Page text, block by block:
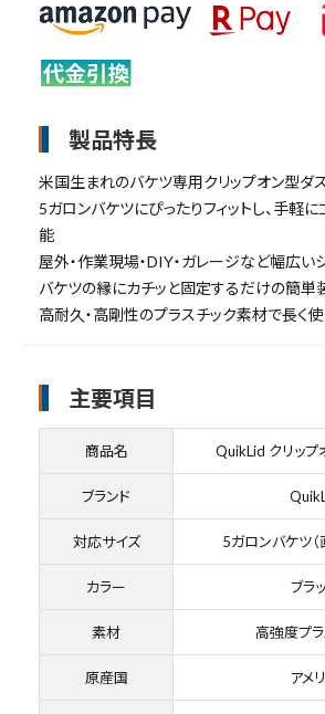
ガイドライン
製品特長
米国生まれのバケツ専用クリップオン型ダ
5ガロンバケツにぴったりフィットし、手軽
能
屋外・作業現場・DIY・ガレージなど幅広い
バケツの縁にカチッと固定するだけの簡単
高耐久・高剛性のプラスチック素材で長く使
主要項目
商品名 QuikLid クリップ
ブランド
対応サイズ 5ガロンバケツ
カラー ブラ
素材 高強度プ
原産国 アメ